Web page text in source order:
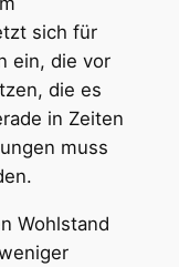
sich für
ein, die vor
die es
in Zeiten
muss
Wohlstand